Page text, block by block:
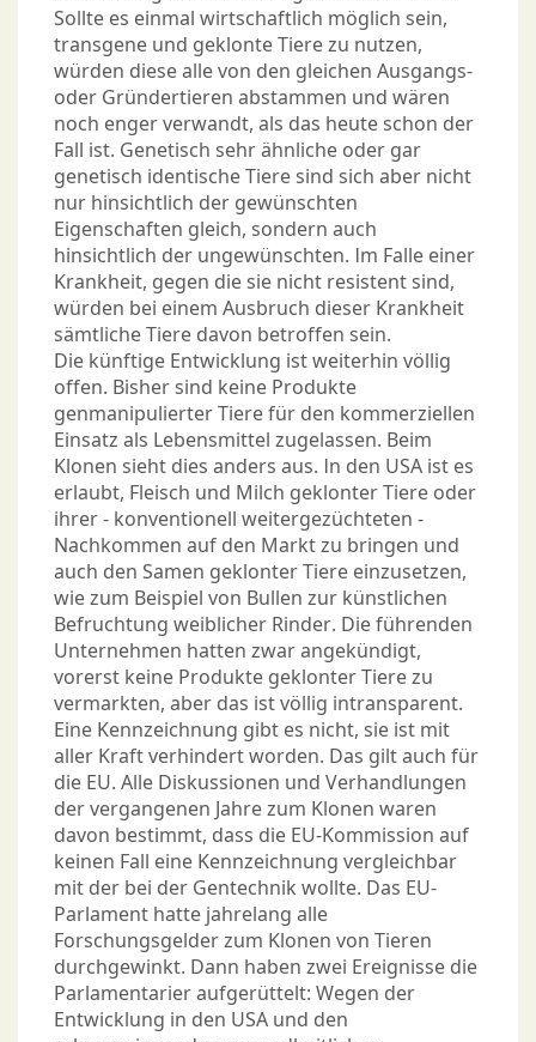
Sollte es einmal wirtschaftlich möglich sein,
transgene und geklonte Tiere zu nutzen,
würden diese alle von den gleichen Ausgangs-
oder Gründertieren abstammen und wären
noch enger verwandt, als das heute schon der
Fall ist. Genetisch sehr ähnliche oder gar
genetisch identische Tiere sind sich aber nicht
nur hinsichtlich der gewünschten
Eigenschaften gleich, sondern auch
hinsichtlich der ungewünschten. Im Falle einer
Krankheit, gegen die sie nicht resistent sind,
würden bei einem Ausbruch dieser Krankheit
sämtliche Tiere davon betroffen sein.
Die künftige Entwicklung ist weiterhin völlig
offen. Bisher sind keine Produkte
genmanipulierter Tiere für den kommerziellen
Einsatz als Lebensmittel zugelassen. Beim
Klonen sieht dies anders aus. In den USA ist es
erlaubt, Fleisch und Milch geklonter Tiere oder
ihrer - konventionell weitergezüchteten -
Nachkommen auf den Markt zu bringen und
auch den Samen geklonter Tiere einzusetzen,
wie zum Beispiel von Bullen zur künstlichen
Befruchtung weiblicher Rinder. Die führenden
Unternehmen hatten zwar angekündigt,
vorerst keine Produkte geklonter Tiere zu
vermarkten, aber das ist völlig intransparent.
Eine Kennzeichnung gibt es nicht, sie ist mit
aller Kraft verhindert worden. Das gilt auch für
die EU. Alle Diskussionen und Verhandlungen
der vergangenen Jahre zum Klonen waren
davon bestimmt, dass die EU-Kommission auf
keinen Fall eine Kennzeichnung vergleichbar
mit der bei der Gentechnik wollte. Das EU-
Parlament hatte jahrelang alle
Forschungsgelder zum Klonen von Tieren
durchgewinkt. Dann haben zwei Ereignisse die
Parlamentarier aufgerüttelt: Wegen der
Entwicklung in den USA und den